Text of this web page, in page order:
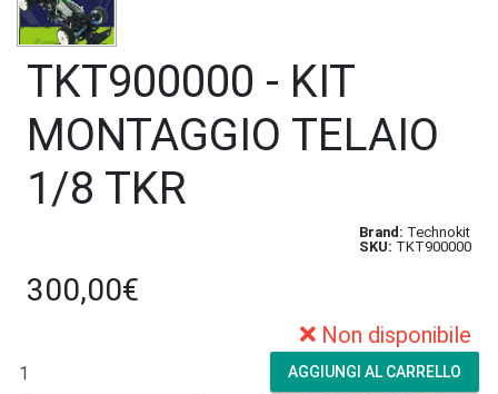
TKT900000 - KIT
MONTAGGIO TELAIO
1/8 TKR
Brand: Technokit
SKU: TKT900000
300,00€
Non disponibile